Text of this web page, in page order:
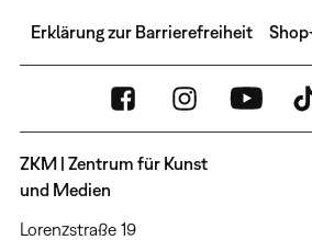
Erklärung zur Barrierefreiheit
ZKM | Zentrum für Kunst
und Medien
Lorenzstraße 19